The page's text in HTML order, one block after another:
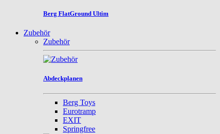
Berg FlatGround Ultim
Zubehör
Zubehör
Abdeckplanen
Berg Toys
Eurotramp
EXIT
Springfree